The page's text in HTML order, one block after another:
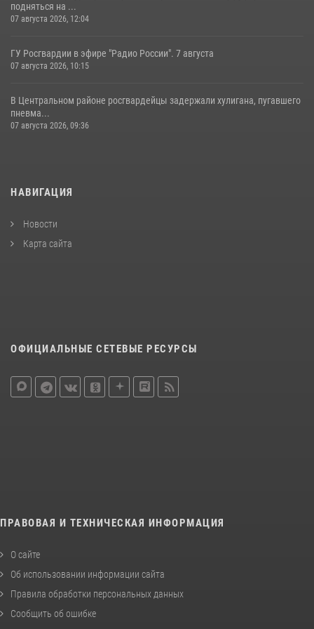
подняться на ...
07 августа 2026, 12:04
ГУ Росгвардии в эфире "Радио России". 7 августа
07 августа 2026, 10:15
В Центральном районе росгвардейцы задержали хулигана, пугавшего
пневма...
07 августа 2026, 09:36
НАВИГАЦИЯ
Новости
Карта сайта
ОФИЦИАЛЬНЫЕ СЕТЕВЫЕ РЕСУРСЫ
ПРАВОВАЯ И ТЕХНИЧЕСКАЯ ИНФОРМАЦИЯ
О сайте
Об использовании информации сайта
Правила обработки персональных данных
Сообщить об ошибке